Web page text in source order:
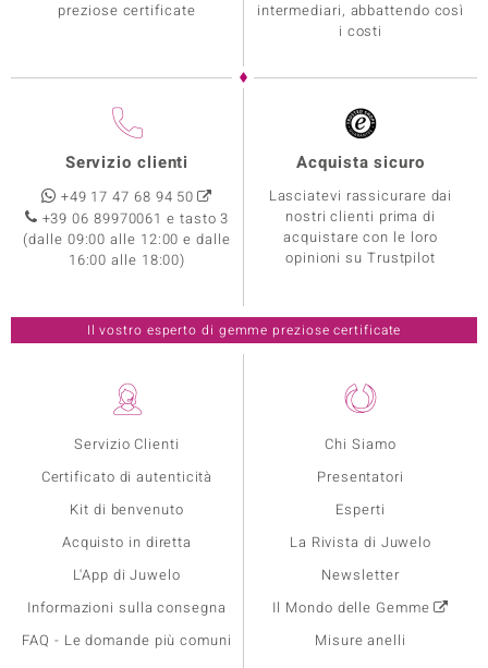
Servizio Clienti
Certificato di autenticità
Kit di benvenuto
Acquisto in diretta
L'App di Juwelo
Informazioni sulla consegna
FAQ - Le domande più comuni
Chi Siamo
Presentatori
Esperti
La Rivista di Juwelo
Newsletter
Il Mondo delle Gemme
Misure anelli
preziose certificate
intermediari, abbattendo così
i costi
Servizio clienti
+49 17 47 68 94 50
+39 06 89970061 e tasto 3
(dalle 09:00 alle 12:00 e dalle
16:00 alle 18:00)
Acquista sicuro
Lasciatevi rassicurare dai
nostri clienti prima di
acquistare con le loro
opinioni su Trustpilot
Il vostro esperto di gemme preziose certificate